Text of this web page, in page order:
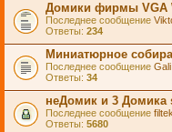
Домики фирмы VGA
Последнее сообщение
Ответы: 234
Миниатюрное
Последнее сообщение Gali
Ответы: 34
неДомик и 3 Домика
Последнее сообщение filtek
Ответы: 5680